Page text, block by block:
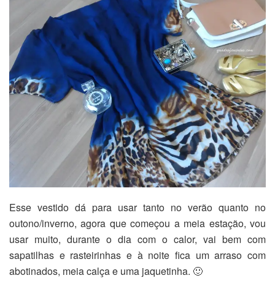
Esse vestido dá para usar tanto no verão quanto no
outono/inverno, agora que começou a meia estação, vou
usar muito, durante o dia com o calor, vai bem com
sapatilhas e rasteirinhas e à noite fica um arraso com
abotinados, meia calça e uma jaquetinha. 🙂